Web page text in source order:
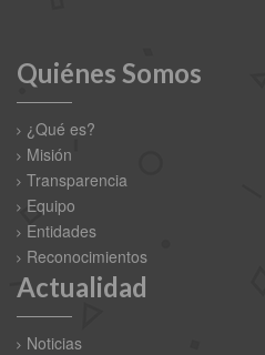
Quiénes Somos
¿Qué es?
Misión
Transparencia
Equipo
Entidades
Reconocimientos
Actualidad
Noticias